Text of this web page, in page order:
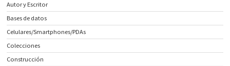
Autor y Escritor
Bases de datos
Celulares/Smartphones/PDAs
Colecciones
Construcción